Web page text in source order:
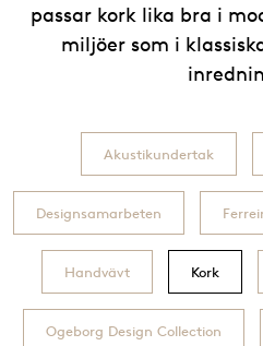
passar kork lika bra i
miljöer som i
Akustikundertak
Designsamarbeten
Handvävt Kork
Ogeborg Design Collection